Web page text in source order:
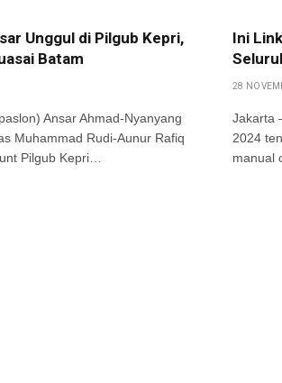
Unggul di Pilgub Kepri,
Batam
Ansar Ahmad-Nyanyang
Muhammad Rudi-Aunur Rafiq
Pilgub Kepri…
Ini
28
Jakarta
2024
manual